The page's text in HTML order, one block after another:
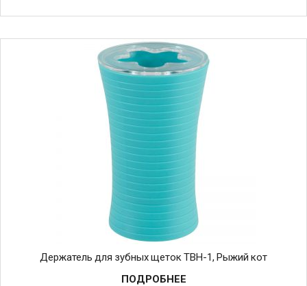
Держатель для зубных щеток TBH-1, Рыжий кот
ПОДРОБНЕЕ